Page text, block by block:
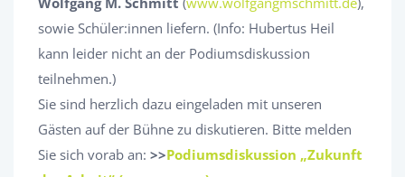
sowie Schüler:innen liefern. (Info: Hubertus Heil
kann leider nicht an der Podiumsdiskussion
teilnehmen.)
Sie sind herzlich dazu eingeladen mit unseren
Gästen auf der Bühne zu diskutieren. Bitte melden
Sie sich vorab an: >>Podiumsdiskussion „Zukunft